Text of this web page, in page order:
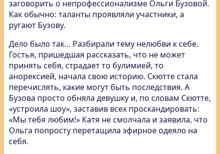
заговорить о непрофессионализме Ольги Бузовой.
Как обычно: таланты проявляли участники, а
ругают Бузову.
Дело было так… Разбирали тему нелюбви к себе.
Гостья, пришедшая рассказать, что не может
принять себя, страдает то булимией, то
анорексией, начала свою историю. Скютте стала
перечислять, какие могут быть последствия. А
Бузова просто обняла девушку и, по словам Скютте,
«устроила шоу», заставив всех проскандировать:
«Мы тебя любим!» Катя не смолчала и заявила, что
Ольга попросту перетащила эфирное одеяло на
себя.